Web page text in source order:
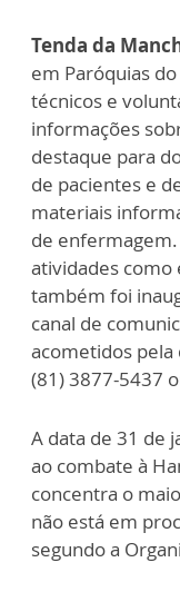
Tenda da
em Paróquias
técnicos e
informações
destaque para
de pacientes e
materiais
de
atividades como
também foi
canal de
acometidos pela
(81) 3877-5437
A data de 31 de
ao combate à
concentra o
não está em
segundo a